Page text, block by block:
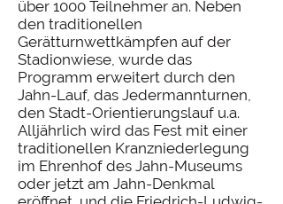
über 1000 Teilnehmer an. Neben
den traditionellen
Gerätturnwettkämpfen auf der
Stadionwiese, wurde das
Programm erweitert durch den
Jahn-Lauf, das Jedermannturnen,
den Stadt-Orientierungslauf u.a.
Alljährlich wird das Fest mit einer
traditionellen Kranzniederlegung
im Ehrenhof des Jahn-Museums
oder jetzt am Jahn-Denkmal